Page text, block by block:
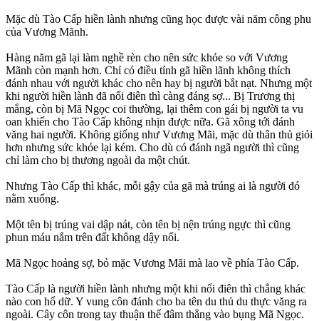
Mặc dù Tào Cấp hiền lành nhưng cũng học được vài năm công phu
của Vương Mãnh.
Hàng năm gã lại làm nghề rèn cho nên sức khỏe so với Vương
Mãnh còn mạnh hơn. Chỉ có điều tính gã hiền lãnh không thích
đánh nhau với người khác cho nên hay bị người bắt nạt. Nhưng một
khi người hiền lành đã nổi điên thì càng đáng sợ... Bị Trương thị
mắng, còn bị Mã Ngọc coi thường, lại thêm con gái bị người ta vu
oan khiến cho Tào Cấp không nhịn được nữa. Gã xông tới đánh
văng hai người. Không giống như Vương Mãi, mặc dù thân thủ giỏi
hơn nhưng sức khỏe lại kém. Cho dù có đánh ngã người thì cũng
chỉ làm cho bị thương ngoài da một chút.
Nhưng Tào Cấp thì khác, mỗi gậy của gã mà trúng ai là người đó
nằm xuống.
Một tên bị trúng vai dập nát, còn tên bị nện trúng ngực thì cũng
phun máu nắm trên đất không dậy nổi.
Mã Ngọc hoảng sợ, bỏ mặc Vương Mãi mà lao về phía Tào Cấp.
Tào Cấp là người hiền lành nhưng một khi nổi điên thì chẳng khác
nào con hổ dữ. Y vung côn đánh cho ba tên du thủ du thực văng ra
ngoài. Cây côn trong tay thuận thế đâm thẳng vào bụng Mã Ngọc.